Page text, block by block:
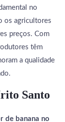
no
os agricultores
preços. Com
têm
a qualidade
Santo
de banana no